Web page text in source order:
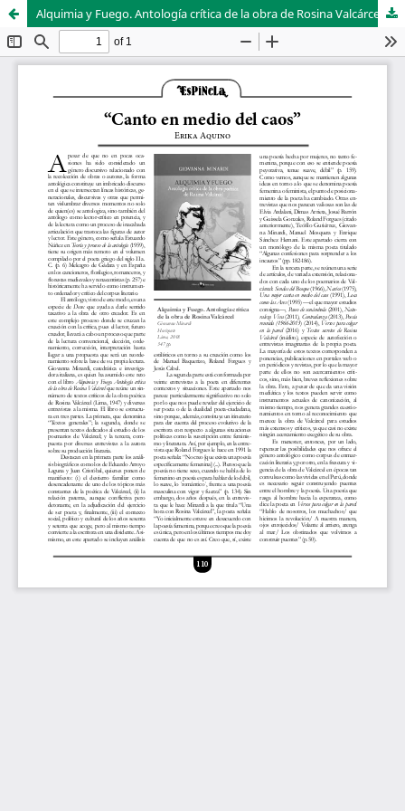
Alquimia y Fuego. Antología crítica de la obra de Rosina Valcárcel de Giovanna Minardi